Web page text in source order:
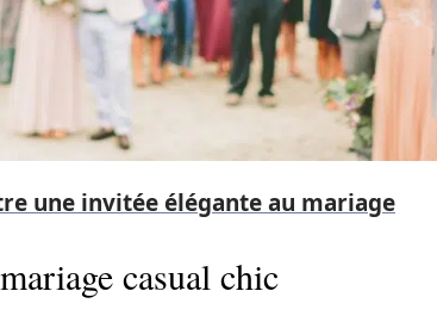
une invitée élégante au mariage
casual chic